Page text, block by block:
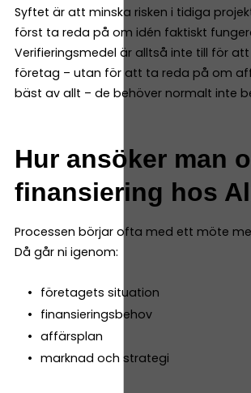
Syftet är att minska risken i tidiga
först ta reda på om idén faktiskt
Verifieringsmedel är alltså inte till för
företag – utan för att ta reda på om
bäst av allt – de behöver normalt inte
Hur ansöker man
finansiering hos
Processen börjar ofta med ett möte
Då går ni igenom:
företagets situation
finansieringsbehov
affärsplan
marknad och strategi